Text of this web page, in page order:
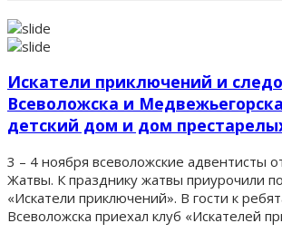
Искатели приключений и
Всеволожска и
детский дом и дом
3 – 4 ноября всеволожские адвентисты
Жатвы. К празднику жатвы приурочили
«Искатели приключений». В гости к
Всеволожска приехал клуб «Искателей